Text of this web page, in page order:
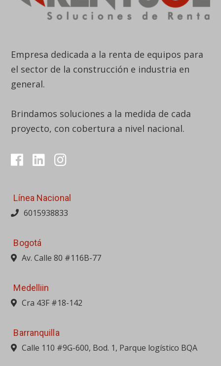
Empresa dedicada a la renta de equipos para
el sector de la construcción e industria en
general.
Brindamos soluciones a la medida de cada
proyecto, con cobertura a nivel nacional.
Línea Nacional
6015938833
Bogotá
Av. Calle 80 #116B-77
Medelliin
Cra 43F #18-142
Barranquilla
Calle 110 #9G-600, Bod. 1, Parque logístico BQA